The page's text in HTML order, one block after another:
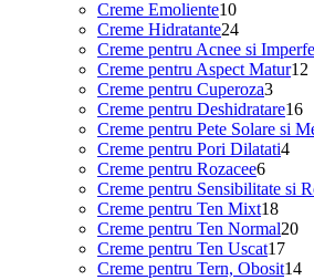
Creme Emoliente1010
produse
Creme Hidratante2424
de
produse
Creme pentru Acnee si
Creme pentru Aspect Matur12
Creme pentru Cuperoza33
Creme pentru Deshidratare1616
Creme pentru Pete Solare si
Creme pentru Pori Dilatati44
Creme pentru Rozacee66
Creme pentru Sensibilitate si
Creme pentru Ten Mixt1818
Creme pentru Ten Normal2020
Creme pentru Ten Uscat1717
Creme pentru Tern, Obosit1414